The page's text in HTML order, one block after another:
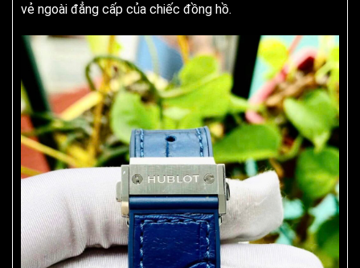
vẻ ngoài đẳng cấp của chiếc đồng hồ.